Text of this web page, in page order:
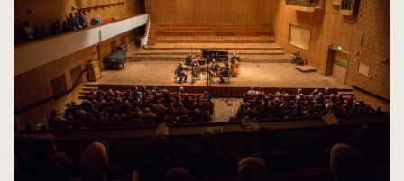
rozmiarów
oryginalnych